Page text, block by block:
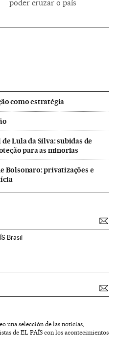
poder cruzar o país
como estratégia
Lula da Silva: subidas de
para as minorias
Bolsonaro: privatizações e
Brasil
una selección de las noticias,
de EL PAÍS con los acontecimientos